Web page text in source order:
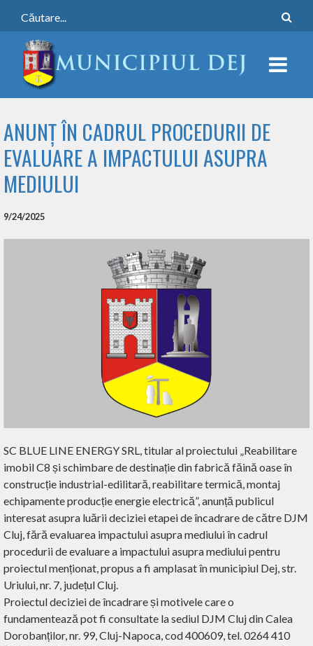
ANUNȚ ÎN CADRUL PROCEDURII DE
EVALUARE A IMPACTULUI ASUPRA
MEDIULUI
9/24/2025
SC BLUE LINE ENERGY SRL, titular al proiectului „Reabilitare
imobil C8 și schimbare de destinație din fabrică făină oase în
construcție industrial-edilitară, reabilitare termică, montaj
echipamente producție energie electrică”, anunță publicul
interesat asupra luării deciziei etapei de încadrare de către DJM
Cluj, fără evaluarea impactului asupra mediului în cadrul
procedurii de evaluare a impactului asupra mediului pentru
proiectul menționat, propus a fi amplasat în municipiul Dej, str.
Uriului, nr. 7, județul Cluj.
Proiectul deciziei de încadrare și motivele care o
fundamentează pot fi consultate la sediul DJM Cluj din Calea
Dorobanților, nr. 99, Cluj-Napoca, cod 400609, tel. 0264 410